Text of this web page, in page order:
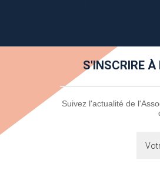
S'INSCRIRE
Newsletter Suivez l'actualité de